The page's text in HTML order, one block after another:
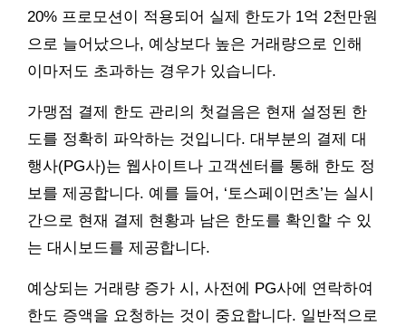
20% 프로모션이 적용되어 실제 한도가 1억 2천만원
으로 늘어났으나, 예상보다 높은 거래량으로 인해
이마저도 초과하는 경우가 있습니다.
가맹점 결제 한도 관리의 첫걸음은 현재 설정된 한
도를 정확히 파악하는 것입니다. 대부분의 결제 대
행사(PG사)는 웹사이트나 고객센터를 통해 한도 정
보를 제공합니다. 예를 들어, ‘토스페이먼츠’는 실시
간으로 현재 결제 현황과 남은 한도를 확인할 수 있
는 대시보드를 제공합니다.
예상되는 거래량 증가 시, 사전에 PG사에 연락하여
한도 증액을 요청하는 것이 중요합니다. 일반적으로